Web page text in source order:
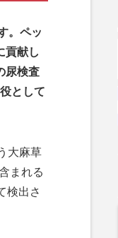
。ペッ
貢献し
尿検査
として
大麻草
まれる
検出さ